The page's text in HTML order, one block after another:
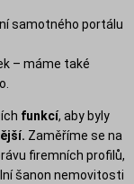
samotného portálu
– máme také
funkcí, aby byly
Zaměříme se na
firemních profilů,
šanon nemovitosti